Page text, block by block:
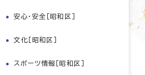
安心・安全［昭和区］
文化［昭和区］
スポーツ情報［昭和区］